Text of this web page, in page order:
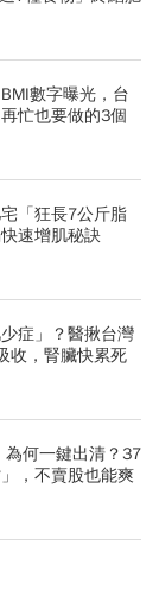
數字曝光，台
忙也要做的3個
「狂長7公斤脂
速增肌秘訣
症」？醫揪台灣
收，腎臟快累死
何一鍵出清？37
，不賣股也能爽